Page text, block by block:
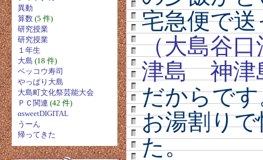
宅急便で
（大島谷口
津島 神津
だからで
お湯割り
た。
異動
算数 (5 件)
研究授業
研究授業
１年生
大島 (18 件)
ベッコウ寿司
やっぱり大島
大島町文化祭芸能大会
ＰＣ関連 (42 件)
αsweetDIGITAL
うーん
帰ってきた